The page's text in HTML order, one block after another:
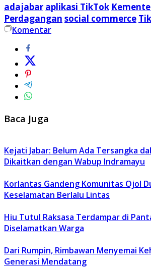
adajabar aplikasi TikTok
Perdagangan social commerce
Komentar
Baca Juga
Kejati Jabar: Belum Ada Tersangka
Dikaitkan dengan Wabup Indramayu
Korlantas Gandeng Komunitas Ojol
Keselamatan Berlalu Lintas
Hiu Tutul Raksasa Terdampar di
Diselamatkan Warga
Dari Rumpin, Rimbawan Menyemai
Generasi Mendatang